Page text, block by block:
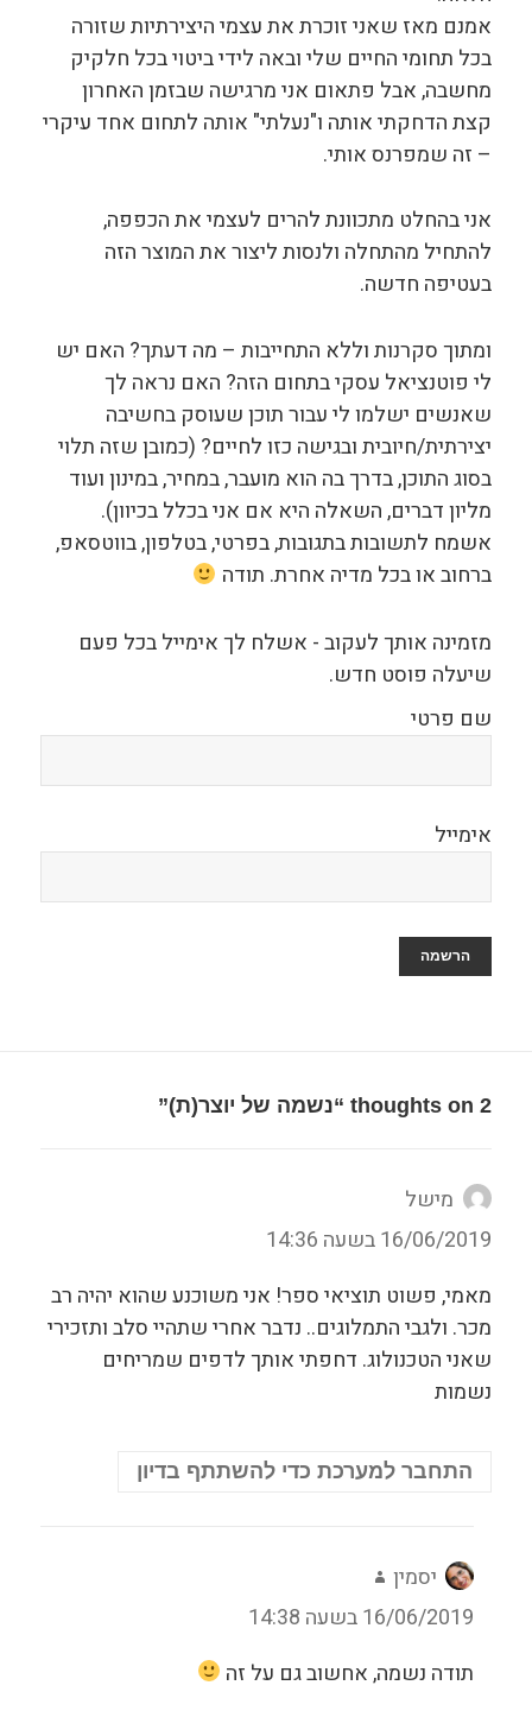
אמנם מאז שאני זוכרת את עצמי היצירתיות שזורה
בכל תחומי החיים שלי ובאה לידי ביטוי בכל חלקיק
מחשבה, אבל פתאום אני מרגישה שבזמן האחרון
קצת הדחקתי אותה ו"נעלתי" אותה לתחום אחד עיקרי
– זה שמפרנס אותי.
אני בהחלט מתכוונת להרים לעצמי את הכפפה,
להתחיל מהתחלה ולנסות ליצור את המוצר הזה
בעטיפה חדשה.
ומתוך סקרנות וללא התחייבות – מה דעתך? האם יש
לי פוטנציאל עסקי בתחום הזה? האם נראה לך
שאנשים ישלמו לי עבור תוכן שעוסק בחשיבה
יצירתית/חיובית ובגישה כזו לחיים? (כמובן שזה תלוי
בסוג התוכן, בדרך בה הוא מועבר, במחיר, במינון ועוד
מליון דברים, השאלה היא אם אני בכלל בכיוון).
אשמח לתשובות בתגובות, בפרטי, בטלפון, בווטסאפ,
ברחוב או בכל מדיה אחרת. תודה
מזמינה אותך לעקוב - אשלח לך אימייל בכל פעם
שיעלה פוסט חדש.
שם פרטי
אימייל
2 thoughts on “נשמה של יוצר(ת)”
מישל
16/06/2019 בשעה 14:36
מאמי, פשוט תוציאי ספר! אני משוכנע שהוא יהיה רב
מכר. ולגבי התמלוגים.. נדבר אחרי שתהיי סלב ותזכירי
שאני הטכנולוג. דחפתי אותך לדפים שמריחים
נשמות
התחבר למערכת כדי להשתתף בדיון
יסמין
16/06/2019 בשעה 14:38
תודה נשמה, אחשוב גם על זה